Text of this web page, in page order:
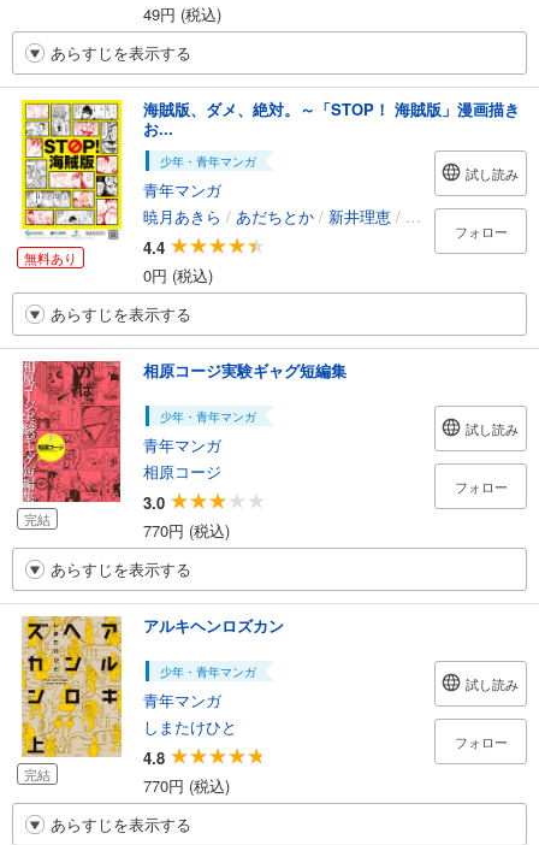
49円 (税込)
あらすじを表示する
無料あり
海賊版、ダメ、絶対。～「STOP！ 海賊版」漫画描き
お...
少年・青年マンガ
青年マンガ
暁月あきら / あだちとか / 新井理恵 / 餡蜜/篠塚ひろむ
4.4
0円 (税込)
試し読み
フォロー
あらすじを表示する
完結
相原コージ実験ギャグ短編集
少年・青年マンガ
青年マンガ
相原コージ
3.0
770円 (税込)
試し読み
フォロー
あらすじを表示する
完結
アルキヘンロズカン
少年・青年マンガ
青年マンガ
しまたけひと
4.8
770円 (税込)
試し読み
フォロー
あらすじを表示する